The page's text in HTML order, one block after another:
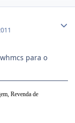
para o
Revenda de